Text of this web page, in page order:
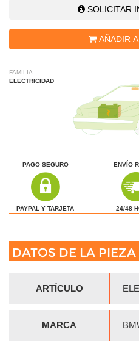
SOLICITAR
AÑADIR
FAMILIA
ELECTRICIDAD
PAGO SEGURO
PAYPAL Y TARJETA
ENVÍO
24/48
DATOS DE LA PIEZA
ARTÍCULO
MARCA